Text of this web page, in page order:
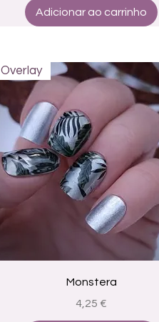
Adicionar ao carrinho
Visualização rápida
Overlay
Monstera
Preço
4,25 €